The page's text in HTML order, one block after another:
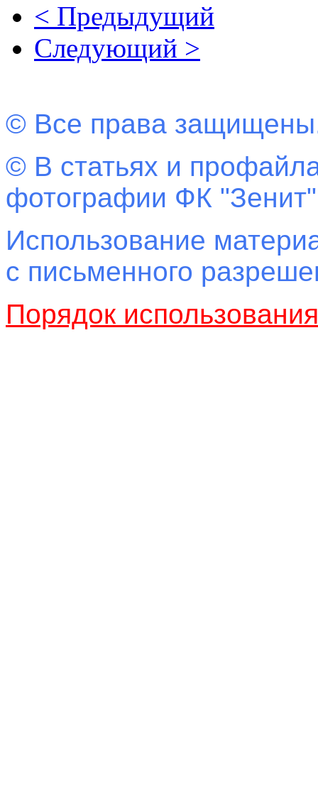
< Предыдущий
Следующий >
© Все права
© В статьях и
фотографии ФК
Использование
с письменного
Порядок